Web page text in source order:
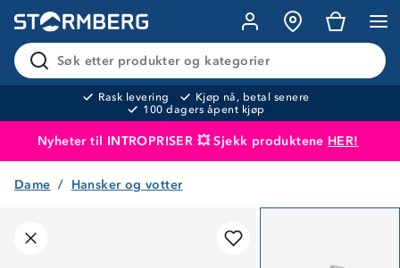
Søk etter produkter og kategorier
Rask levering
Kjøp nå, betal senere
100 dagers åpent kjøp
Nyheter til INTROPRISER 💥 Sjekk produktene HER!
Produktet er lagt i handlekurven
Dame Hansker og votter